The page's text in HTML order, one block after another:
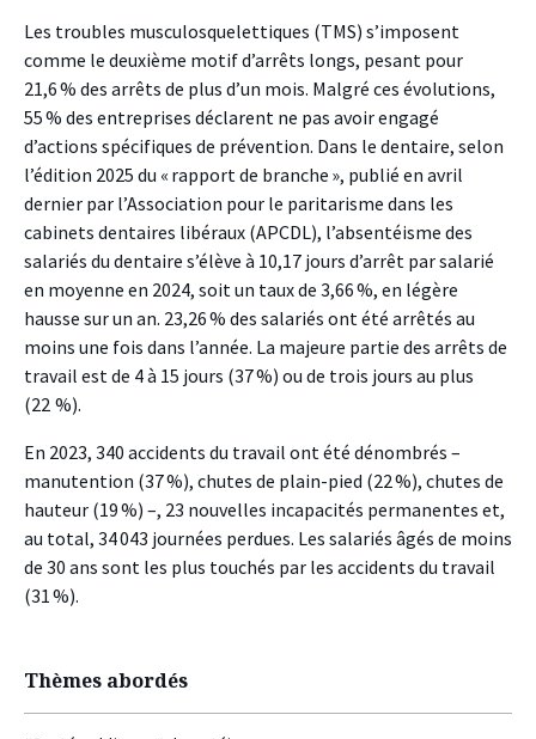
Les troubles musculosquelettiques (TMS) s’imposent
comme le deuxième motif d’arrêts longs, pesant pour
21,6 % des arrêts de plus d’un mois. Malgré ces évolutions,
55 % des entreprises déclarent ne pas avoir engagé
d’actions spécifiques de prévention. Dans le dentaire, selon
l’édition 2025 du « rapport de branche », publié en avril
dernier par l’Association pour le paritarisme dans les
cabinets dentaires libéraux (APCDL), l’absentéisme des
salariés du dentaire s’élève à 10,17 jours d’arrêt par salarié
en moyenne en 2024, soit un taux de 3,66 %, en légère
hausse sur un an. 23,26 % des salariés ont été arrêtés au
moins une fois dans l’année. La majeure partie des arrêts de
travail est de 4 à 15 jours (37 %) ou de trois jours au plus
(22 %).
En 2023, 340 accidents du travail ont été dénombrés –
manutention (37 %), chutes de plain-pied (22 %), chutes de
hauteur (19 %) –, 23 nouvelles incapacités permanentes et,
au total, 34 043 journées perdues. Les salariés âgés de moins
de 30 ans sont les plus touchés par les accidents du travail
(31 %).
Thèmes abordés